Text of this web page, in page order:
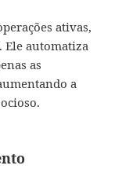
ativas,
Ele automatiza
as
a